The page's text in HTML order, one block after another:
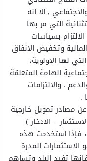
, الا انه
التي مر بها
على عدم الالتزام بسياسات
وتخفيض الانفاق
لها الاولوية،
الهامة المتعلقة
، والالتزامات
.
عن مصادر تمويل خارجية
– الادخار )
، فإذا استخدمت هذه
المدرة
تفيد البلد وتساهم